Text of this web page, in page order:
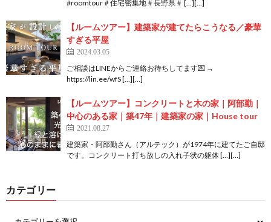
#roomtour＃住宅密集地＃長野県＃ […][…]
【ルームツアー】建築家が建てたらこうなる／豪華
すぎる平屋
2024.03.05
ご相談はLINEからご連絡お待ちしてます💌 →
https://lin.ee/wfS […][…]
【ルームツアー】コンクリートと木の家｜阿部勤｜
中心のある家｜築47年｜建築家の家｜House tour
2021.08.27
建築家・阿部勤さん（アルテック）が1974年に建てたご自邸
です。コンクリート打ち放しの入れ子状の躯体 […][…]
カテゴリー